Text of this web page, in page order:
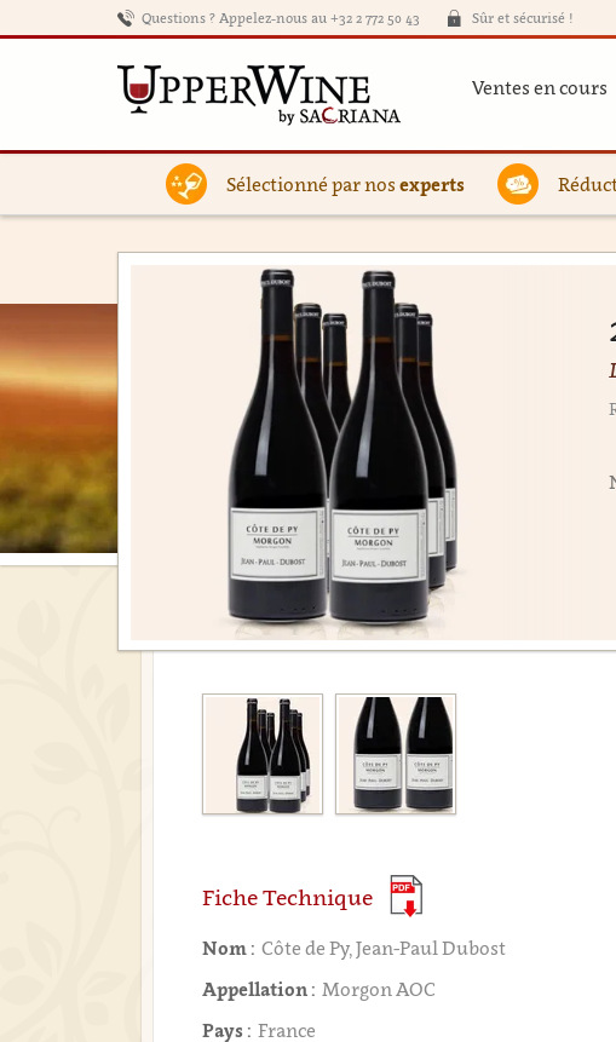
Questions ? Appelez-nous au +32 2 772 50 43 Sûr et sécurisé !
Ventes en cours
Sélectionné par nos experts
Fiche Technique
Nom : Côte de Py, Jean-Paul Dubost
Appellation : Morgon AOC
Pays : France